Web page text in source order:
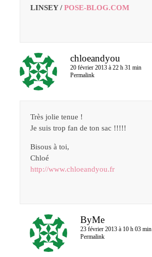
LINSEY /POSE-BLOG.COM
chloeandyou
20 février 2013 à 22 h 31 min
Permalink
Très jolie tenue !
Je suis trop fan de ton sac !!!!!
Bisous à toi,
Chloé
http://www.chloeandyou.fr
ByMe
23 février 2013 à 10 h 03 min
Permalink